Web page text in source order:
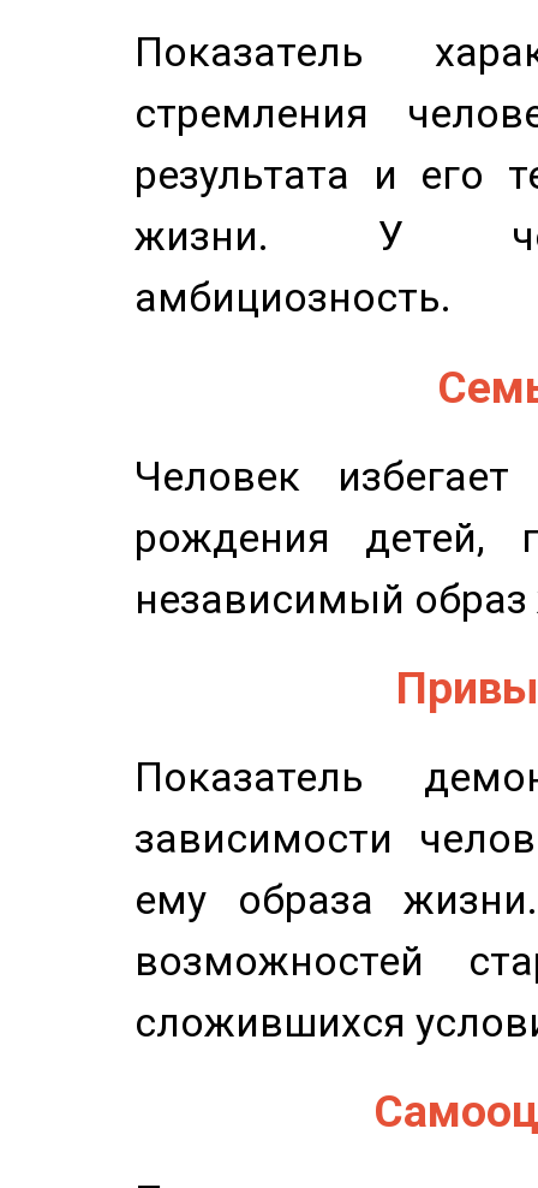
Показатель
стремления
результата и его
жизни. У
амбициозность.
Человек
рождения детей,
независимый
Показатель
зависимости
ему образа
возможностей
сложившихся